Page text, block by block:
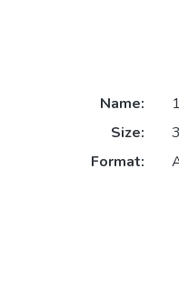
Name:
Size:
Format: